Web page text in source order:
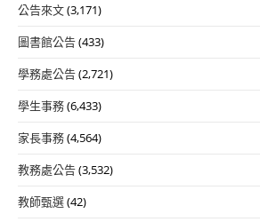
公告來文(3,171)
圖書館公告(433)
學務處公告(2,721)
學生事務(6,433)
家長事務(4,564)
教務處公告(3,532)
教師甄選(42)